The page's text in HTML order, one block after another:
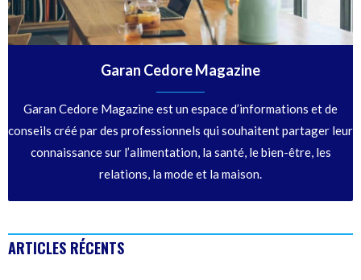
Garan Cedore Magazine
Garan Cedore Magazine est un espace d’informations et de
conseils créé par des professionnels qui souhaitent partager leur
connaissance sur l’alimentation, la santé, le bien-être, les
relations, la mode et la maison.
ARTICLES RÉCENTS